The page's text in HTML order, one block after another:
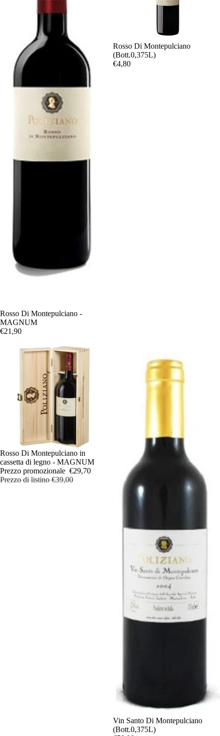
Rosso Di Montepulciano -
MAGNUM
€21,90
Rosso Di Montepulciano
(Bott.0,375L)
€4,80
In offerta
Rosso Di Montepulciano in
cassetta di legno - MAGNUM
Prezzo promozionale €29,70
Prezzo di listino€39,00
Vin Santo Di Montepulciano
(Bott.0,375L)